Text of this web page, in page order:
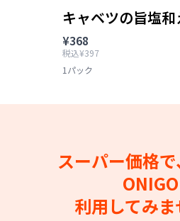
キャベツの旨塩和
¥368
税込¥397
1パック
スーパー価格
利用してみま